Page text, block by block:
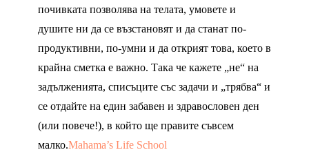
почивката позволява на телата, умовете и
душите ни да се възстановят и да станат по-
продуктивни, по-умни и да открият това, което в
крайна сметка е важно. Така че кажете „не“ на
задълженията, списъците със задачи и „трябва“ и
се отдайте на един забавен и здравословен ден
(или повече!), в който ще правите съвсем
малко.Mahama’s Life School